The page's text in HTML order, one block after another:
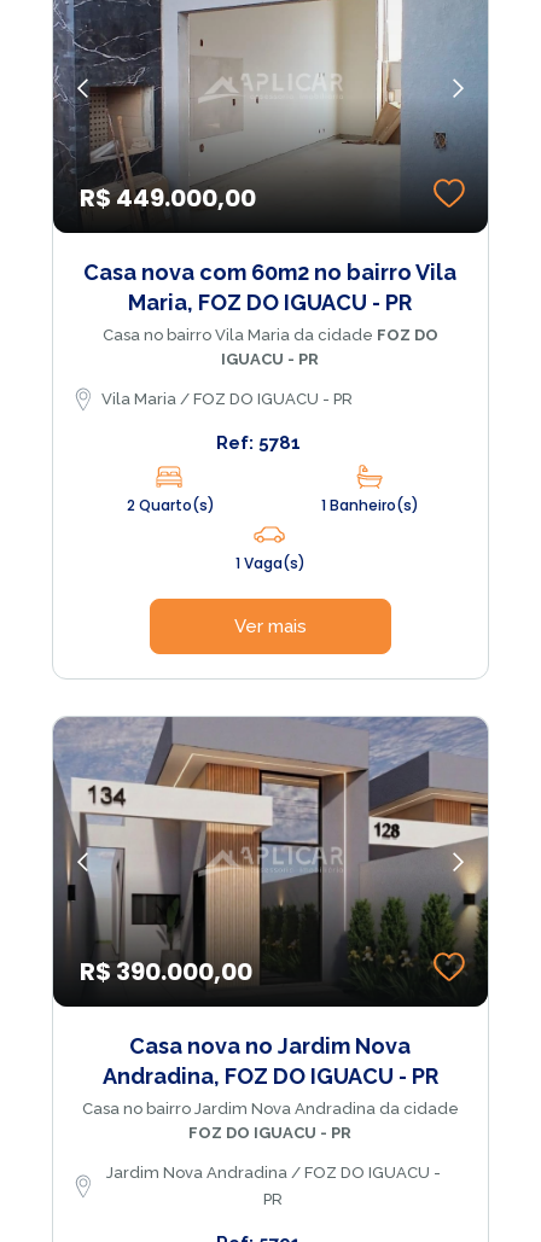
R$ 449.000,00
Casa nova com 60m2 no bairro Vila
Maria, FOZ DO IGUACU - PR
Casa no bairro Vila Maria da cidade FOZ DO
IGUACU - PR
Vila Maria / FOZ DO IGUACU - PR
Ref: 5781
2 Quarto(s) 1 Banheiro(s)
1 Vaga(s)
Ver mais
R$ 390.000,00
Casa nova no Jardim Nova
Andradina, FOZ DO IGUACU - PR
Casa no bairro Jardim Nova Andradina da cidade
FOZ DO IGUACU - PR
Jardim Nova Andradina / FOZ DO IGUACU -
PR